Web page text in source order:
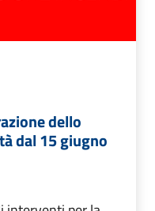
dello
dal 15 giugno